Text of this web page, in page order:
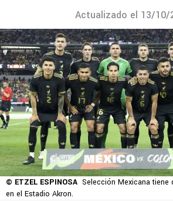
Actualizado el 13/10/
© ETZEL ESPINOSA Selección Mexicana tiene
en el Estadio Akron.